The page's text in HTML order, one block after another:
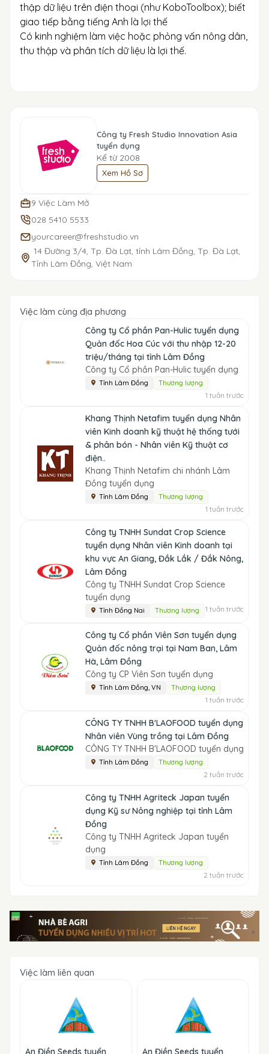
thập dữ liệu trên điện thoại (như KoboToolbox); biết
giao tiếp bằng tiếng Anh là lợi thế
Có kinh nghiệm làm việc hoặc phỏng vấn nông dân,
thu thập và phân tích dữ liệu là lợi thế.
Công ty Fresh Studio Innovation Asia
tuyển dụng
Kể từ 2008
Xem Hồ Sơ
9 Việc Làm Mở
028 5410 5533
yourcareer@freshstudio.vn
14 Đường 3/4, Tp. Đà Lạt, tỉnh Lâm Đồng, Tp. Đà Lạt,
Tỉnh Lâm Đồng, Việt Nam
Việc làm cùng địa phương
Công ty Cổ phần Pan-Hulic tuyển dụng
Quản đốc Hoa Cúc với thu nhập 12-20
triệu/tháng tại tỉnh Lâm Đồng
Công ty Cổ phần Pan-Hulic tuyển dụng
Tỉnh Lâm Đồng Thương lượng
1 tuần trước
Khang Thịnh Netafim tuyển dụng Nhân
viên Kinh doanh kỹ thuật hệ thống tưới
& phân bón - Nhân viên Kỹ thuật cơ
điện..
Khang Thịnh Netafim chi nhánh Lâm
Đồng tuyển dụng
Tỉnh Lâm Đồng Thương lượng
1 tuần trước
Công ty TNHH Sundat Crop Science
tuyển dụng Nhân viên Kinh doanh tại
khu vực An Giang, Đắk Lắk / Đắk Nông,
Lâm Đồng
Công ty TNHH Sundat Crop Science
tuyển dụng
Tỉnh Đồng Nai Thương lượng 1 tuần trước
Công ty Cổ phần Viên Sơn tuyển dụng
Quản đốc nông trại tại Nam Ban, Lâm
Hà, Lâm Đồng
Công ty CP Viên Sơn tuyển dụng
Tỉnh Lâm Đồng, VN Thương lượng
1 tuần trước
CÔNG TY TNHH B'LAOFOOD tuyển dụng
Nhân viên Vùng trồng tại Lâm Đồng
CÔNG TY TNHH B'LAOFOOD tuyển dụng
Tỉnh Lâm Đồng Thương lượng
2 tuần trước
Công ty TNHH Agriteck Japan tuyển
dụng Kỹ sư Nông nghiệp tại tỉnh Lâm
Đồng
Công ty TNHH Agriteck Japan tuyển
dụng
Tỉnh Lâm Đồng Thương lượng
2 tuần trước
Việc làm liên quan
An Điền Seeds tuyển An Điền Seeds tuyển